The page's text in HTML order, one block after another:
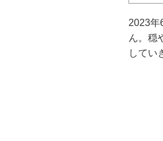
2023年
ん。穏
してい